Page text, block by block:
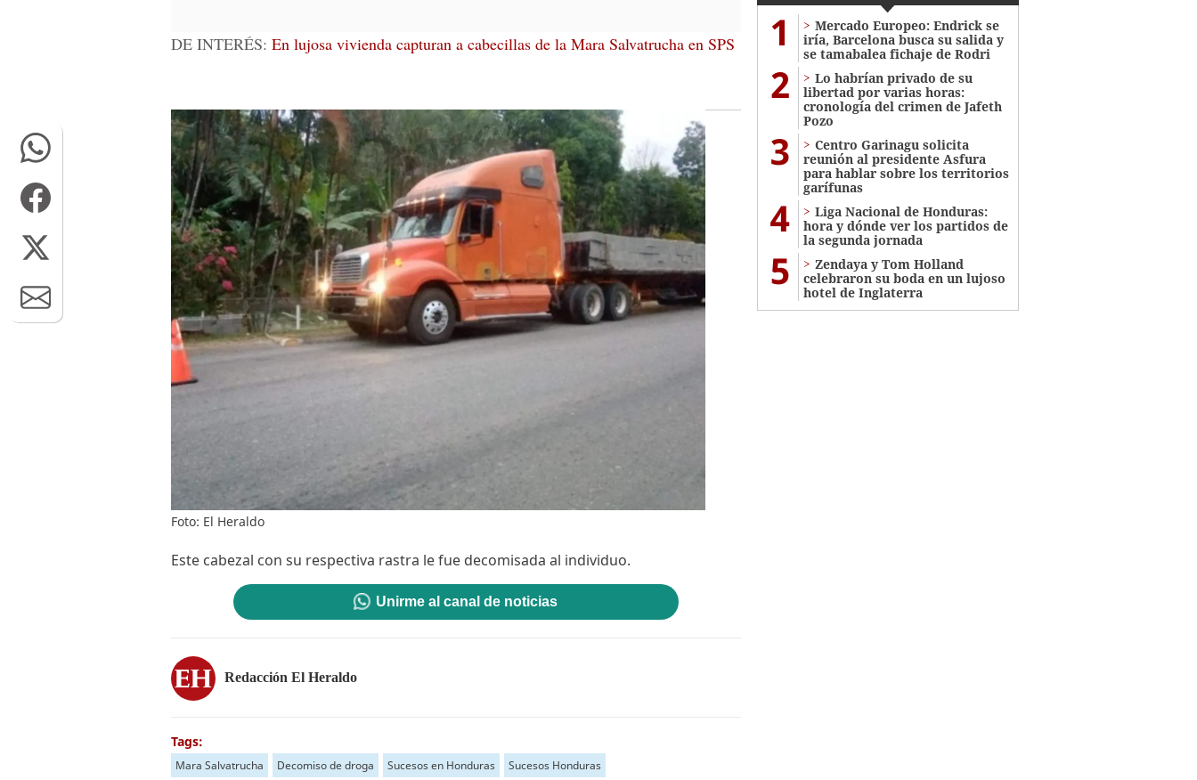
DE INTERÉS: En lujosa vivienda capturan a cabecillas de la Mara Salvatrucha en SPS
Foto: El Heraldo
Este cabezal con su respectiva rastra le fue decomisada al individuo.
Unirme al canal de noticias
Redacción El Heraldo
Tags:
Mara Salvatrucha Decomiso de droga Sucesos en Honduras Sucesos Honduras
1
Mercado Europeo: Endrick se
iría, Barcelona busca su salida y
se tamabalea fichaje de Rodri
2
Lo habrían privado de su
libertad por varias horas:
cronología del crimen de Jafeth
Pozo
3
Centro Garinagu solicita
reunión al presidente Asfura
para hablar sobre los territorios
garífunas
4
Liga Nacional de Honduras:
hora y dónde ver los partidos de
la segunda jornada
5
Zendaya y Tom Holland
celebraron su boda en un lujoso
hotel de Inglaterra